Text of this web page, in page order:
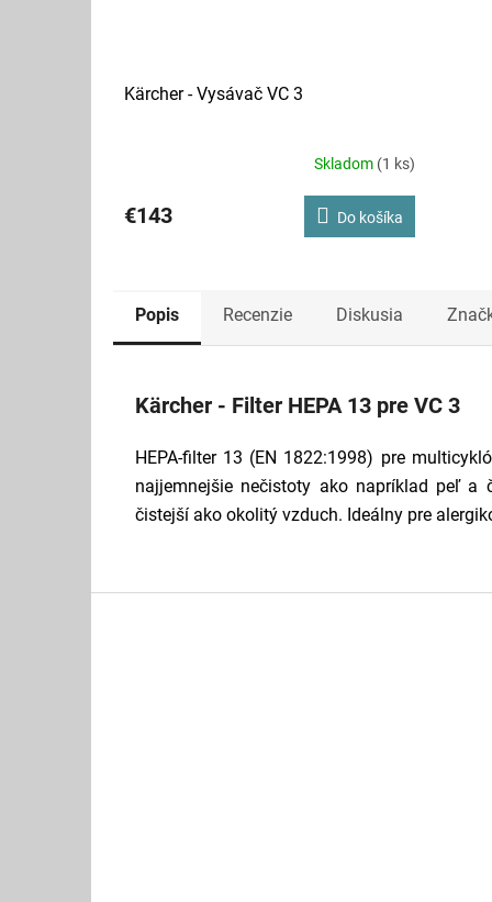
Kärcher - Vysávač VC 3
Skladom (1 ks)
€143 Do košíka
Popis Recenzie Diskusia
Kärcher - Filter HEPA 13 pre VC 3
HEPA-filter 13 (EN 1822:1998) pre
najjemnejšie nečistoty ako napríklad peľ a
čistejší ako okolitý vzduch. Ideálny pre